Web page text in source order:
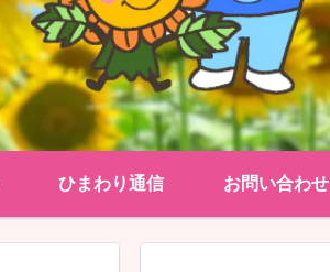
ひまわり通信 お問い合わせ